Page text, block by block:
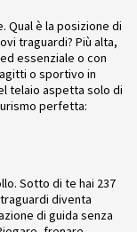
Qual è la posizione di
traguardi? Più alta,
essenziale o con
o sportivo in
telaio aspetta solo di
perfetta:
Sotto di te hai 237
diventa
di guida senza